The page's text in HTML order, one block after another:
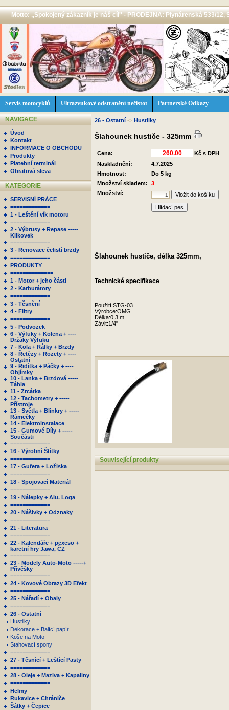
Motto: ,,Spokojený zákazník je náš cíl'' - PRODEJNA: Plynárenská 533/12,
Servis motocyklů Ultrazvukové odstranění nečistot Partnerské Odkazy
NAVIGACE
Úvod
Kontakt
INFORMACE O OBCHODU
Produkty
Platební terminál
Obratová sleva
KATEGORIE
SERVISNÍ PRÁCE
=============
1 - Leštění vík motoru
=============
2 - Výbrusy + Repase -----
Klikovek
=============
3 - Renovace čelistí brzdy
=============
PRODUKTY
==============
1 - Motor + jeho části
2 - Karburátory
=============
3 - Těsnění
4 - Filtry
=============
5 - Podvozek
6 - Výfuky + Kolena + ----
Držáky Výfuku
7 - Kola + Ráfky + Brzdy
8 - Řetězy + Rozety + ----
Ostatní
9 - Řidítka + Páčky + ----
Objímky
10 - Lanka + Brzdová -----
Táhla
11 - Zrcátka
12 - Tachometry + -----
Přístroje
13 - Světla + Blinkry + -----
Rámečky
14 - Elektroinstalace
15 - Gumové Díly + -----
Součásti
=============
16 - Výrobní Štítky
=============
17 - Gufera + Ložiska
=============
18 - Spojovací Materiál
=============
19 - Nálepky + Alu. Loga
=============
20 - Nášivky + Odznaky
=============
21 - Literatura
=============
22 - Kalendáře + pexeso +
karetní hry Jawa, ČZ
=============
23 - Modely Auto-Moto -----+
Přívěšky
=============
24 - Kovové Obrazy 3D Efekt
=============
25 - Nářadí + Obaly
=============
26 - Ostatní
Hustilky
Dekorace + Balící papír
Koše na Moto
Stahovací spony
=============
27 - Těsnící + Leštící Pasty
=============
28 - Oleje + Maziva + Kapaliny
=============
Helmy
Rukavice + Chrániče
Šátky + Čepice
26 - Ostatní -> Hustilky
Šlahounek hustiče - 325mm
Cena:
Kč s DPH
Naskladnění:
4.7.2025
Hmotnost:
Do 5 kg
Množství skladem:
3
Množství:
Hlídací pes
Šlahounek hustiče, délka 325mm,
Technické specifikace
Použití:STG-03
Výrobce:OMG
Délka:0,3 m
Závit:1/4"
Související produkty